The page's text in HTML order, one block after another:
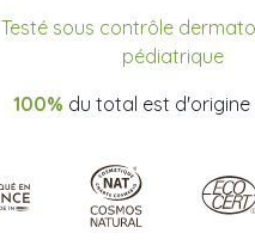
Testé sous contrôle
pédiatrique
100% du total est d'origine